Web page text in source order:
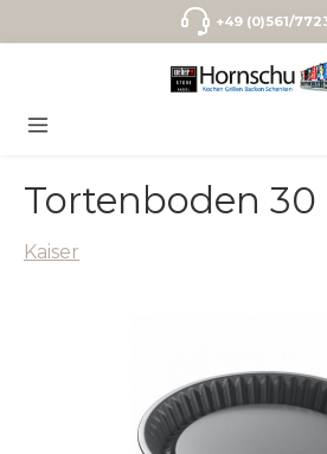
Zum Hauptinhalt springen
+49 (0)561/
Tortenboden 30
Kaiser